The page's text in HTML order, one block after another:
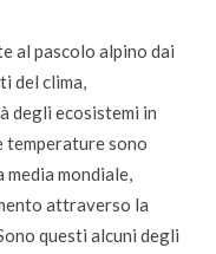
al pascolo alpino dai
del clima,
degli ecosistemi in
temperature sono
mondiale,
attraverso la
questi alcuni degli